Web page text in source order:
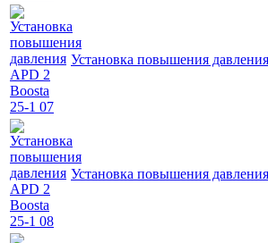
Установка повышения
Установка повышения